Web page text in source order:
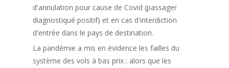
d'annulation pour cause de Covid (passager
diagnostiqué positif) et en cas d'interdiction
d'entrée dans le pays de destination.
La pandémie a mis en évidence les failles du
système des vols à bas prix ; alors que les